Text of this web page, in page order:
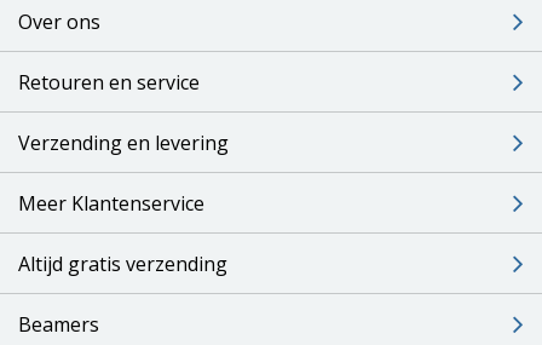
(Clear filter usage).
Over ons
Retouren en service
Verzending en levering
Meer Klantenservice
Altijd gratis verzending
Beamers